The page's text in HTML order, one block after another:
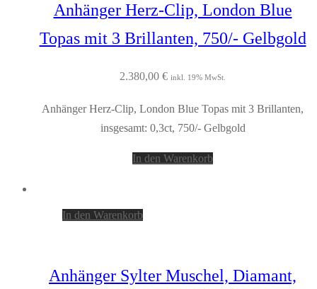
Anhänger Herz-Clip, London Blue
Topas mit 3 Brillanten, 750/- Gelbgold
2.380,00 € inkl. 19% MwSt.
Anhänger Herz-Clip, London Blue Topas mit 3 Brillanten,
insgesamt: 0,3ct, 750/- Gelbgold
In den Warenkorb
In den Warenkorb
Anhänger Sylter Muschel, Diamant,